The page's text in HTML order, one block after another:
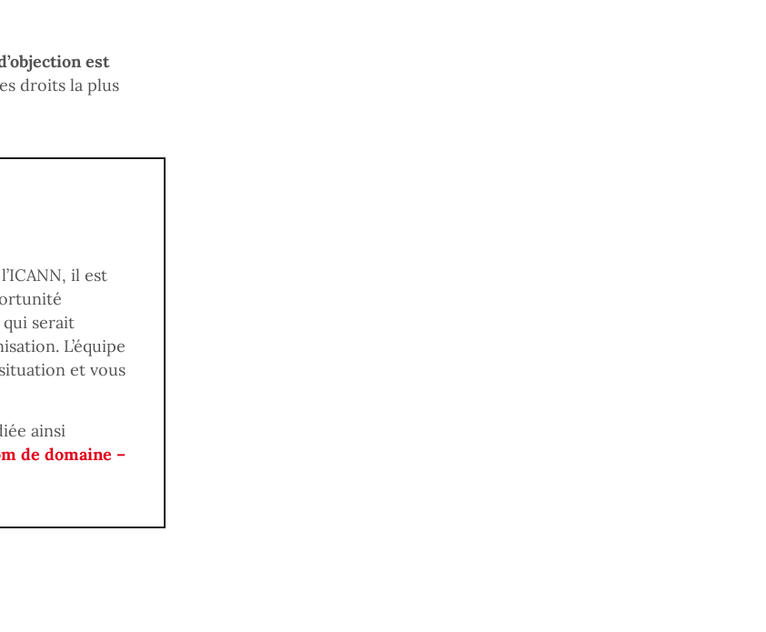
est
droits la plus
il est
serait
L’équipe
et vous
ainsi
de domaine –